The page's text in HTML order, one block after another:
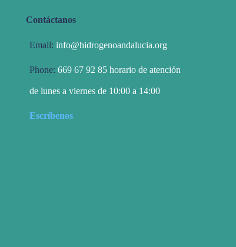
Contáctanos
Email: info@hidrogenoandalucia.org
Phone: 669 67 92 85 horario de atención
de lunes a viernes de 10:00 a 14:00
Escríbenos